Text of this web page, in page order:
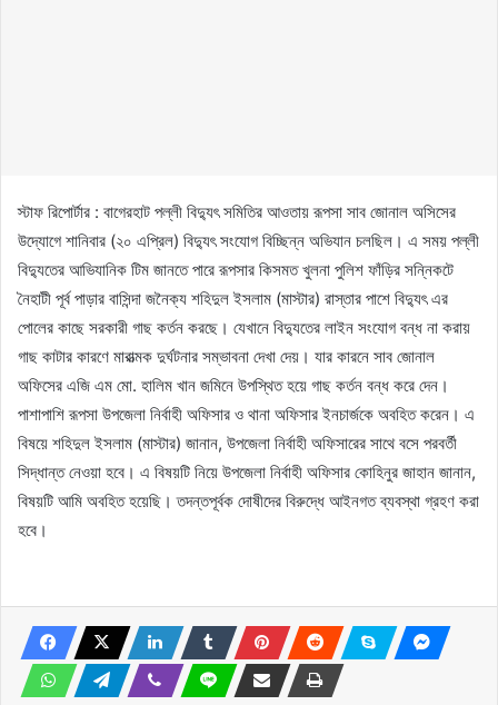
স্টাফ রিপোর্টার : বাগেরহাট পল্লী বিদ্যুৎ সমিতির আওতায় রূপসা সাব জোনাল অসিসের
উদ্যোগে শানিবার (২০ এপ্রিল) বিদ্যুৎ সংযোগ বিচ্ছিন্ন অভিযান চলছিল। এ সময় পল্লী
বিদ্যুতের আভিযানিক টিম জানতে পারে রূপসার কিসমত খুলনা পুলিশ ফাঁড়ির সন্নিকটে
নৈহাটী পূর্ব পাড়ার বাসিন্দা জনৈক্য শহিদুল ইসলাম (মাস্টার) রাস্তার পাশে বিদ্যুৎ এর
পোলের কাছে সরকারী গাছ কর্তন করছে। যেখানে বিদ্যুতের লাইন সংযোগ বন্ধ না করায়
গাছ কাটার কারণে মারাত্মক দুর্ঘটনার সম্ভাবনা দেখা দেয়। যার কারনে সাব জোনাল
অফিসের এজি এম মো. হালিম খান জমিনে উপস্থিত হয়ে গাছ কর্তন বন্ধ করে দেন।
পাশাপাশি রূপসা উপজেলা নির্বাহী অফিসার ও থানা অফিসার ইনচার্জকে অবহিত করেন। এ
বিষয়ে শহিদুল ইসলাম (মাস্টার) জানান, উপজেলা নির্বাহী অফিসারের সাথে বসে পরবর্তী
সিদ্ধান্ত নেওয়া হবে। এ বিষয়টি নিয়ে উপজেলা নির্বাহী অফিসার কোহিনুর জাহান জানান,
বিষয়টি আমি অবহিত হয়েছি। তদন্তপূর্বক দোষীদের বিরুদ্ধে আইনগত ব্যবস্থা গ্রহণ করা
হবে।